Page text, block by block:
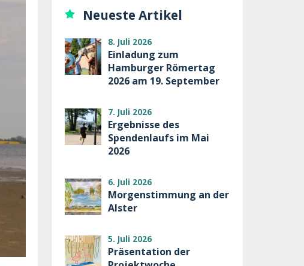
Neueste Artikel
8. Juli 2026
Einladung zum
Hamburger Römertag
2026 am 19. September
7. Juli 2026
Ergebnisse des
Spendenlaufs im Mai
2026
6. Juli 2026
Morgenstimmung an der
Alster
5. Juli 2026
Präsentation der